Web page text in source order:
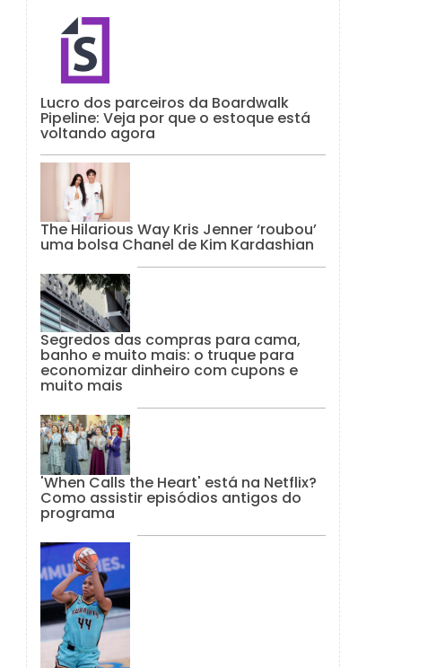
Lucro dos parceiros da Boardwalk
Pipeline: Veja por que o estoque está
voltando agora
The Hilarious Way Kris Jenner ‘roubou’
uma bolsa Chanel de Kim Kardashian
Segredos das compras para cama,
banho e muito mais: o truque para
economizar dinheiro com cupons e
muito mais
'When Calls the Heart' está na Netflix?
Como assistir episódios antigos do
programa